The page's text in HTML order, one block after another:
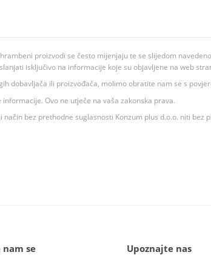
proizvodi se često mijenjaju te se slijedom
isključivo na informacije koje su objavljene na web
dobavljača ili proizvođača, molimo obratite nam se s
Ovo ne utječe na vaša zakonska prava.
bez prethodne suglasnosti Konzum plus d.o.o. niti bez
nam se
Upoznajte nas